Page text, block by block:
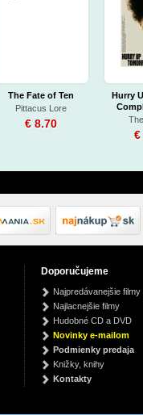
The Fate of Ten
Pittacus Lore
€ 8.70
Hurry
€
Physical Graffiti
Deluxe Edition (Vinyl)
Led Zeppelin
€ 67.99
As
Doporučujeme
Najpredávanejšie filmy
Najlacnejšie filmy
Hudobné CD a DVD
Novinky e-mailom
Podmienky predaja
Knižky, knihy
Kontakty